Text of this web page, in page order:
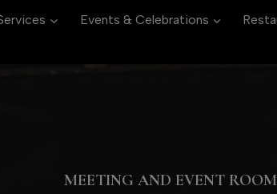
Events & Celebrations
MEETING AND EVENT